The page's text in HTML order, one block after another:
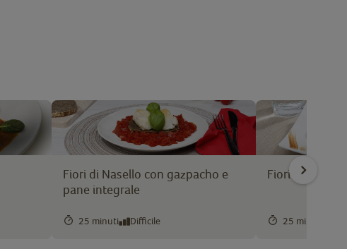
Fiori di Nasello con gazpacho e
pane integrale
25 minuti Difficile
Fiori di
25 minuti